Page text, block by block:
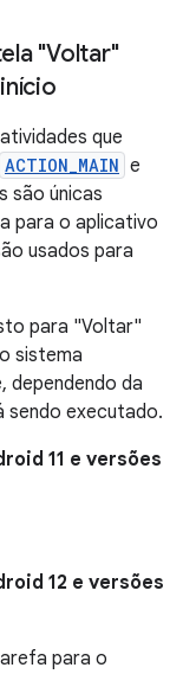
"Voltar"
que
ACTION_MAIN e
são únicas
para o aplicativo
usados para
para "Voltar"
sistema
da
sendo executado.
11 e versões
12 e versões
para o